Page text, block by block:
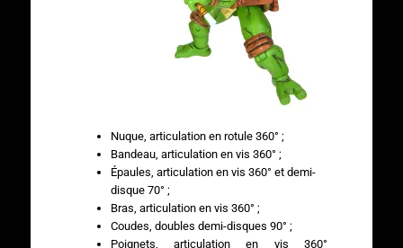
Nuque, articulation en rotule 360° ;
Bandeau, articulation en vis 360° ;
Épaules, articulation en vis 360° et demi-
disque 70° ;
Bras, articulation en vis 360° ;
Coudes, doubles demi-disques 90° ;
Poignets, articulation en vis 360°